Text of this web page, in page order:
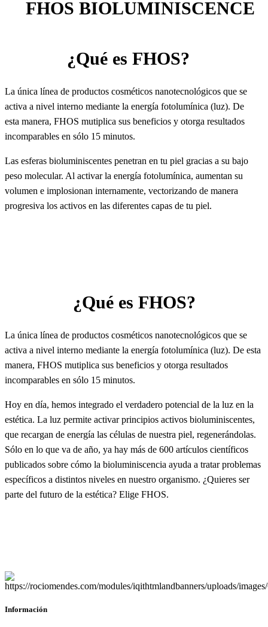
FHOS BIOLUMINISCENCE
¿Qué es FHOS?
La única línea de productos cosméticos nanotecnológicos que se
activa a nivel interno mediante la energía fotolumínica (luz). De
esta manera, FHOS mutiplica sus beneficios y otorga resultados
incomparables en sólo 15 minutos.
Las esferas bioluminiscentes penetran en tu piel gracias a su bajo
peso molecular. Al activar la energía fotolumínica, aumentan su
volumen e implosionan internamente, vectorizando de manera
progresiva los activos en las diferentes capas de tu piel.
¿Qué es FHOS?
La única línea de productos cosméticos nanotecnológicos que se
activa a nivel interno mediante la energía fotolumínica (luz). De esta
manera, FHOS mutiplica sus beneficios y otorga resultados
incomparables en sólo 15 minutos.
Hoy en día, hemos integrado el verdadero potencial de la luz en la
estética. La luz permite activar principios activos bioluminiscentes,
que recargan de energía las células de nuestra piel, regenerándolas.
Sólo en lo que va de año, ya hay más de 600 artículos científicos
publicados sobre cómo la bioluminiscencia ayuda a tratar problemas
específicos a distintos niveles en nuestro organismo. ¿Quieres ser
parte del futuro de la estética? Elige FHOS.
Información